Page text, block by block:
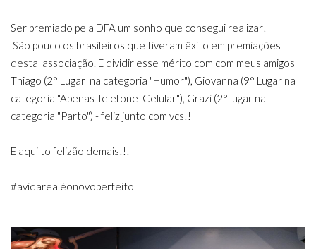
Ser premiado pela DFA um sonho que consegui realizar!
São pouco os brasileiros que tiveram êxito em premiações
desta associação. E dividir esse mérito com com meus amigos
Thiago (2° Lugar na categoria "Humor"), Giovanna (9° Lugar na
categoria "Apenas Telefone Celular"), Grazi (2° lugar na
categoria "Parto") - feliz junto com vcs!!
E aqui to felizão demais!!!
#avidarealéonovoperfeito